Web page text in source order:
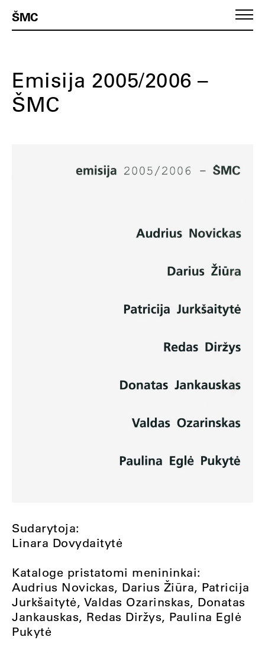
ŠMC
Emisija 2005/2006 –
ŠMC
Sudarytoja:
Linara Dovydaitytė
Kataloge pristatomi menininkai:
Audrius Novickas, Darius Žiūra, Patricija
Jurkšaitytė, Valdas Ozarinskas, Donatas
Jankauskas, Redas Diržys, Paulina Eglė
Pukytė